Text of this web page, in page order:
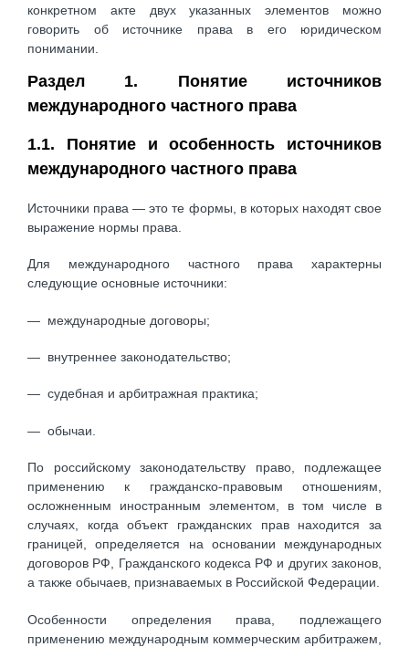
конкретном акте двух указанных элементов можно
говорить об источнике права в его юридическом
понимании.
Раздел 1. Понятие источников
международного частного права
1.1. Понятие и особенность источников
международного частного права
Источники права — это те формы, в которых находят свое
выражение нормы права.
Для международного частного права характерны
следующие основные источники:
— международные договоры;
— внутреннее законодательство;
— судебная и арбитражная практика;
— обычаи.
По российскому законодательству право, подлежащее
применению к гражданско-правовым отношениям,
осложненным иностранным элементом, в том числе в
случаях, когда объект гражданских прав находится за
границей, определяется на основании международных
договоров РФ, Гражданского кодекса РФ и других законов,
а также обычаев, признаваемых в Российской Федерации.
Особенности определения права, подлежащего
применению международным коммерческим арбитражем,